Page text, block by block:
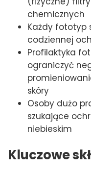
chemicznych
Każdy fototyp
codziennej
Profilaktyka
ograniczyć
skóry
Osoby dużo
szukające
niebieskim
Kluczowe